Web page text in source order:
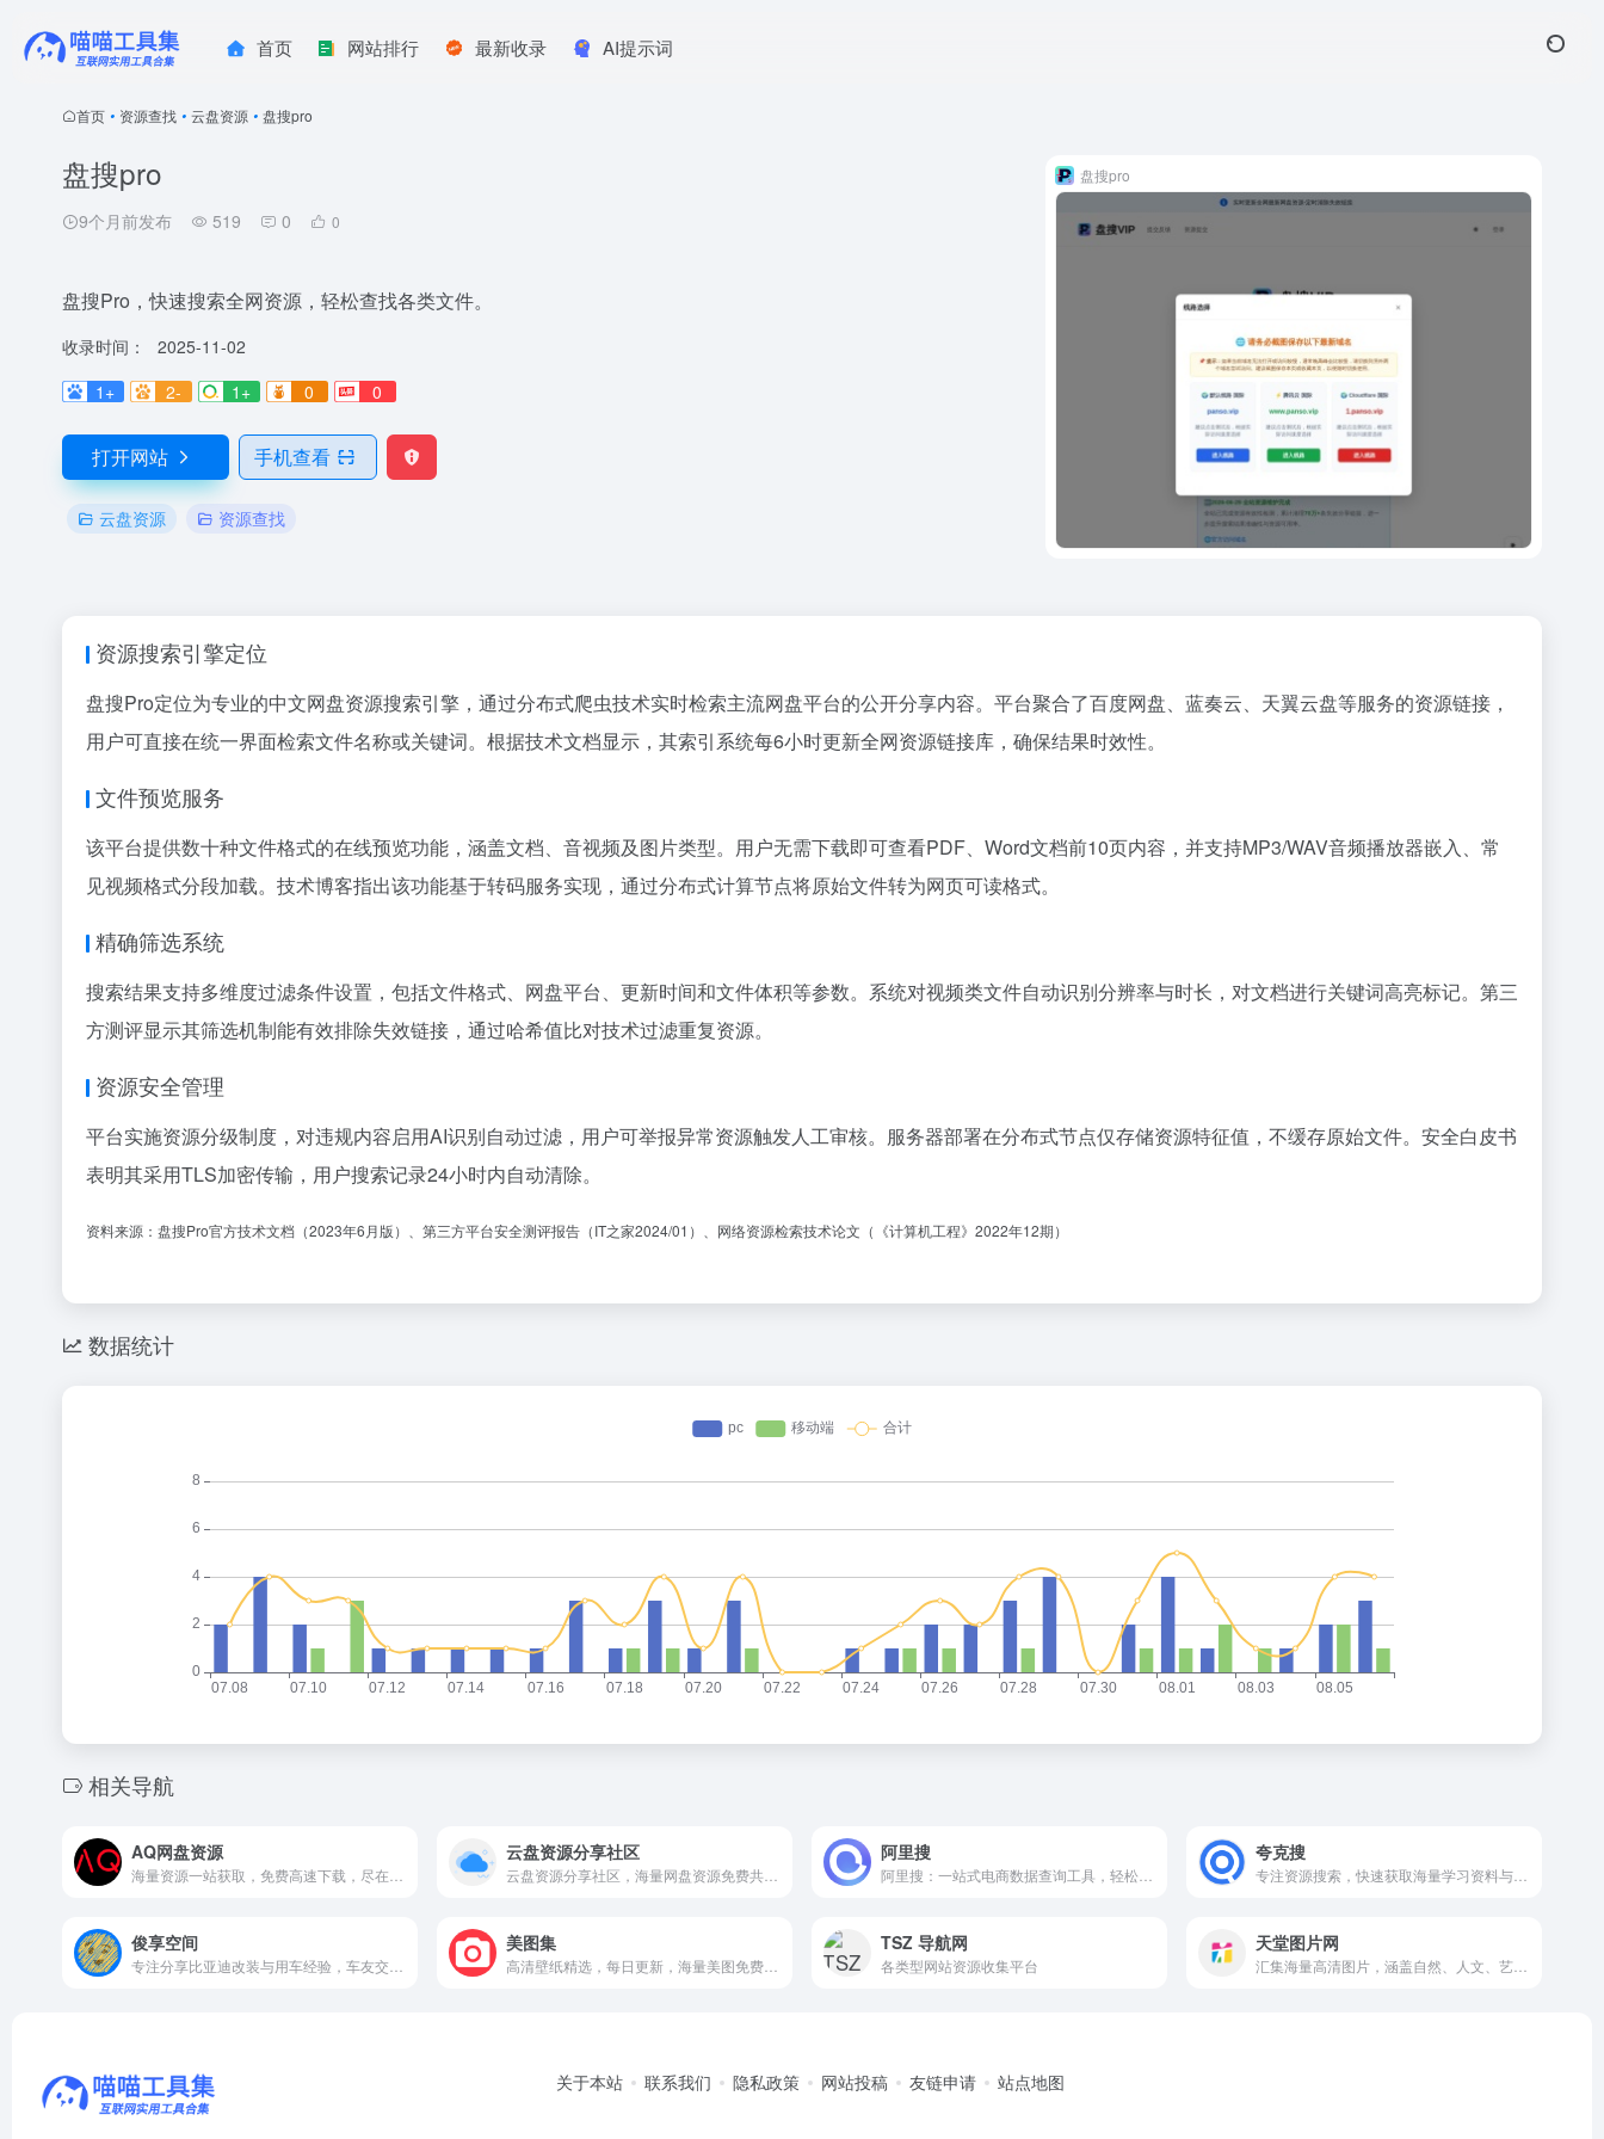
首页 网站排行 最新收录 AI提示词
首页 • 资源查找 • 云盘资源 • 盘搜pro
盘搜pro
9个月前发布 519 0 0
盘搜Pro，快速搜索全网资源，轻松查找各类文件。
收录时间：
2025-11-02
1+
2- 1+ 0 0
打开网站 手机查看
云盘资源 资源查找
盘搜pro
资源搜索引擎定位
盘搜Pro定位为专业的中文网盘资源搜索引擎，通过分布式爬虫技术实时检索主流网盘平台的公开分享内容。平台聚合了百度网盘、蓝奏云、天翼云盘等服务的资源链接，
用户可直接在统一界面检索文件名称或关键词。根据技术文档显示，其索引系统每6小时更新全网资源链接库，确保结果时效性。
文件预览服务
该平台提供数十种文件格式的在线预览功能，涵盖文档、音视频及图片类型。用户无需下载即可查看PDF、Word文档前10页内容，并支持MP3/WAV音频播放器嵌入、常
见视频格式分段加载。技术博客指出该功能基于转码服务实现，通过分布式计算节点将原始文件转为网页可读格式。
精确筛选系统
搜索结果支持多维度过滤条件设置，包括文件格式、网盘平台、更新时间和文件体积等参数。系统对视频类文件自动识别分辨率与时长，对文档进行关键词高亮标记。第三
方测评显示其筛选机制能有效排除失效链接，通过哈希值比对技术过滤重复资源。
资源安全管理
平台实施资源分级制度，对违规内容启用AI识别自动过滤，用户可举报异常资源触发人工审核。服务器部署在分布式节点仅存储资源特征值，不缓存原始文件。安全白皮书
表明其采用TLS加密传输，用户搜索记录24小时内自动清除。
资料来源：盘搜Pro官方技术文档（2023年6月版）、第三方平台安全测评报告（IT之家2024/01）、网络资源检索技术论文（《计算机工程》2022年12期）
数据统计
相关导航
AQ网盘资源 云盘资源分享社区 阿里搜 夸克搜
俊享空间 美图集 TSZ 导航网
各类型网站资源收集平台
天堂图片网
关于本站 联系我们 隐私政策 网站投稿 友链申请 站点地图